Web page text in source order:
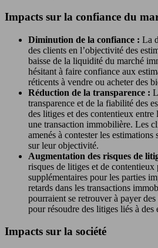
Impacts sur la confiance du
Diminution de la confiance : La
des clients en l’objectivité des
baisse de la liquidité du marché
hésitant à faire confiance aux
réticents à vendre ou acheter des
Réduction de la transparence :
transparence et de la fiabilité des
des litiges et des contentieux entre
une transaction immobilière. Les
amenés à contester les
sur leur objectivité.
Augmentation des risques de
risques de litiges et de contentieux
supplémentaires pour les parties
retards dans les transactions
pourraient se retrouver à payer
pour résoudre des litiges liés à des
Impacts sur la société